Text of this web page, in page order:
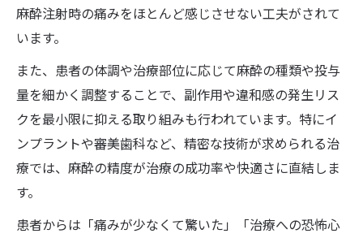
麻酔注射時の痛みをほとんど感じさせない工夫がされて
います。
また、患者の体調や治療部位に応じて麻酔の種類や投与
量を細かく調整することで、副作用や違和感の発生リス
クを最小限に抑える取り組みも行われています。特にイ
ンプラントや審美歯科など、精密な技術が求められる治
療では、麻酔の精度が治療の成功率や快適さに直結しま
す。
患者からは「痛みが少なくて驚いた」「治療への恐怖心